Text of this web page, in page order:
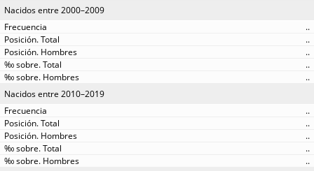
Nacidos entre 2000–2009
..
..
..
..
..
Nacidos entre 2010–2019
..
..
..
..
..